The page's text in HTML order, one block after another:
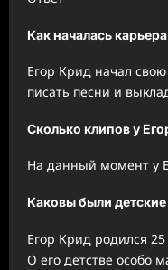
Как началась
Егор Крид начал свою
писать песни и
Сколько клипов у
На данный момент у
Каковы были
Егор Крид родился
О его детстве особо